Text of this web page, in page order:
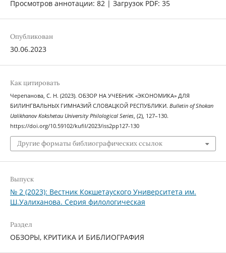
Просмотров аннотации: 82 | Загрузок PDF: 35
Опубликован
30.06.2023
Как цитировать
Черепанова, С. Н. (2023). ОБЗОР НА УЧЕБНИК «ЭКОНОМИКА» ДЛЯ
БИЛИНГВАЛЬНЫХ ГИМНАЗИЙ СЛОВАЦКОЙ РЕСПУБЛИКИ. Bulletin of Shokan
Ualikhanov Kokshetau University Philological Series, (2), 127–130.
https://doi.org/10.59102/kufil/2023/iss2pp127-130
Другие форматы библиографических ссылок
Выпуск
№ 2 (2023): Вестник Кокшетауского Университета им.
Ш.Уалиханова. Серия филологическая
Раздел
ОБЗОРЫ, КРИТИКА И БИБЛИОГРАФИЯ